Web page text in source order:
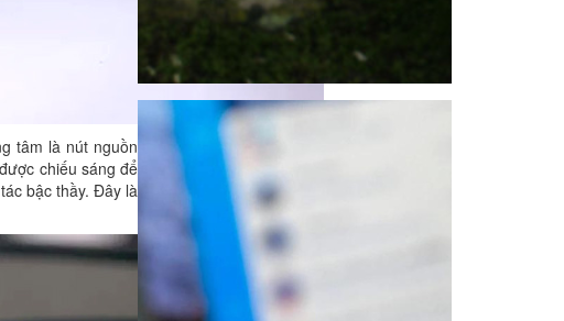
tâm là nút nguồn
chiếu sáng để
bậc thầy. Đây là